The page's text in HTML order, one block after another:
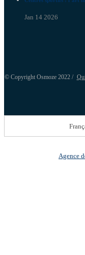
Jan 14 2026
© Copyright Osmoze 2022 /
Agence